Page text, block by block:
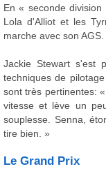
En « seconde
Lola d'Alliot et les
marche avec son AGS.
Jackie Stewart s'est
techniques de
sont très pertinentes:
vitesse et lève un
souplesse. Senna,
tire bien. »
Le Grand Prix